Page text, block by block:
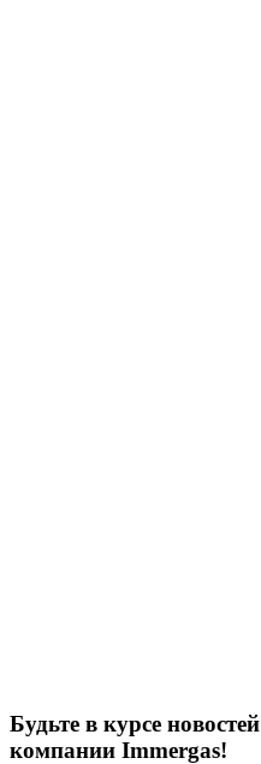
Будьте в курсе новостей
компании Immergas!